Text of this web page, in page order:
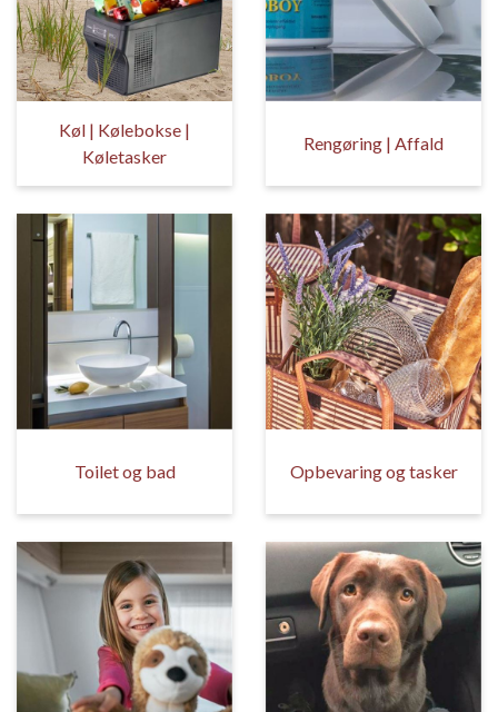
Køl | Kølebokse |
Køletasker
Rengøring | Affald
Toilet og bad Opbevaring og tasker